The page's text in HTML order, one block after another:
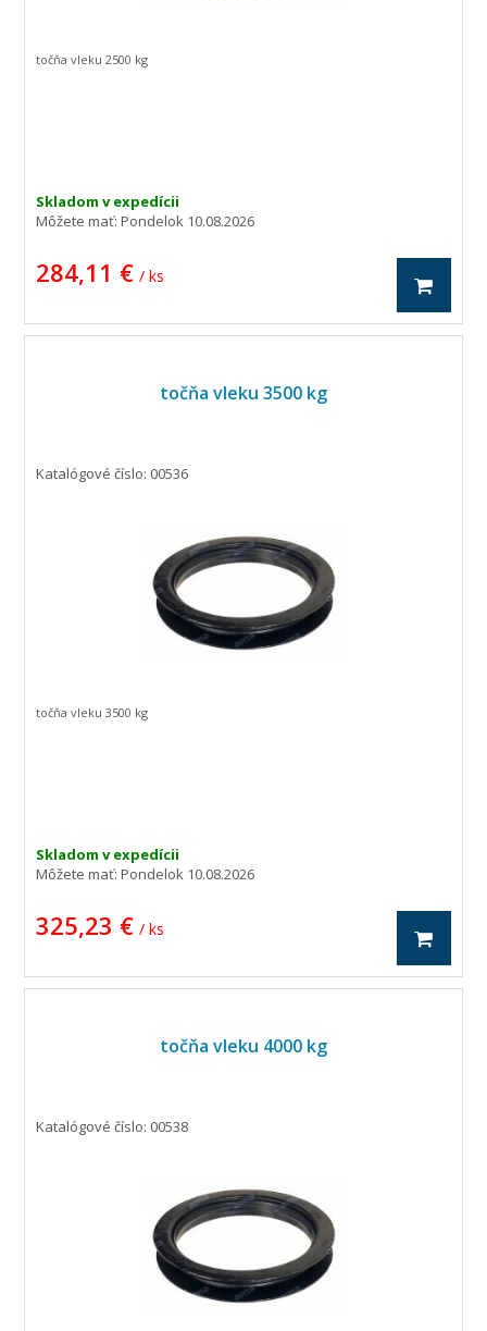
Skladom v expedícii
Môžete mať:Pondelok 10.08.2026
284,11 € / ks
točňa vleku 2500 kg
točňa vleku 3500 kg
Katalógové číslo: 00536
Skladom v expedícii
Môžete mať:Pondelok 10.08.2026
325,23 € / ks
točňa vleku 3500 kg
točňa vleku 4000 kg
Katalógové číslo: 00538